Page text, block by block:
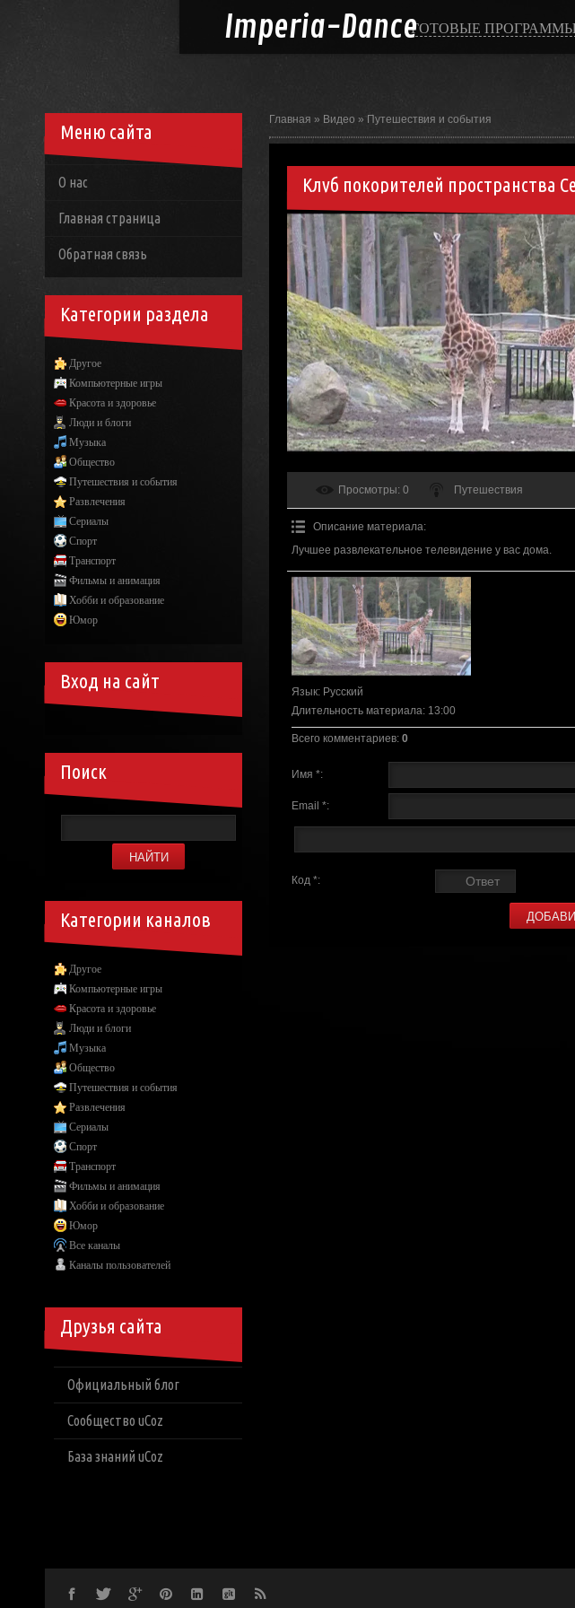
Imperia-DanceГОТОВЫЕ
Главная » Видео » Путешествия и события
Клуб покорителей пространства
Просмотры: 0 Путешествия
Описание материала:
Лучшее развлекательное телевидение у вас дома.
Язык: Русский
Длительность материала: 13:00
Всего комментариев: 0
Имя *:
Email *:
Код *:
Меню сайта
О нас
Главная страница
Обратная связь
Категории раздела
Другое
Компьютерные игры
Красота и здоровье
Люди и блоги
Музыка
Общество
Путешествия и события
Развлечения
Сериалы
Спорт
Транспорт
Фильмы и анимация
Хобби и образование
Юмор
Вход на сайт
Поиск
Категории каналов
Другое
Компьютерные игры
Красота и здоровье
Люди и блоги
Музыка
Общество
Путешествия и события
Развлечения
Сериалы
Спорт
Транспорт
Фильмы и анимация
Хобби и образование
Юмор
Все каналы
Каналы пользователей
Друзья сайта
Официальный блог
Сообщество uCoz
База знаний uCoz